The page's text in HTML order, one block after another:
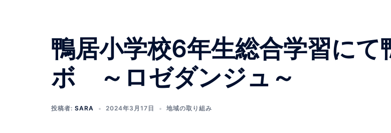
鴨居小学校6年生総合学習にて
ボ ～ロゼダンジュ～
投稿者: SARA 2024年3月17日 地域の取り組み